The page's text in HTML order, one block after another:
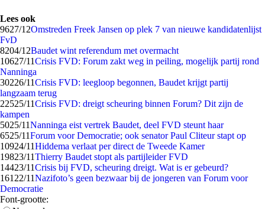
Lees ook
9627/12Omstreden Freek Jansen op plek 7 van nieuwe kandidatenlijst
FvD
8204/12Baudet wint referendum met overmacht
10627/11Crisis FVD: Forum zakt weg in peiling, mogelijk partij rond
Nanninga
30226/11Crisis FVD: leegloop begonnen, Baudet krijgt partij
langzaam terug
22525/11Crisis FVD: dreigt scheuring binnen Forum? Dit zijn de
kampen
5025/11Nanninga eist vertrek Baudet, deel FVD steunt haar
6525/11Forum voor Democratie; ook senator Paul Cliteur stapt op
10924/11Hiddema verlaat per direct de Tweede Kamer
19823/11Thierry Baudet stopt als partijleider FVD
14423/11Crisis bij FVD, scheuring dreigt. Wat is er gebeurd?
161 22/11Nazifoto’s geen bezwaar bij de jongeren van Forum voor
Democratie
Font-grootte: